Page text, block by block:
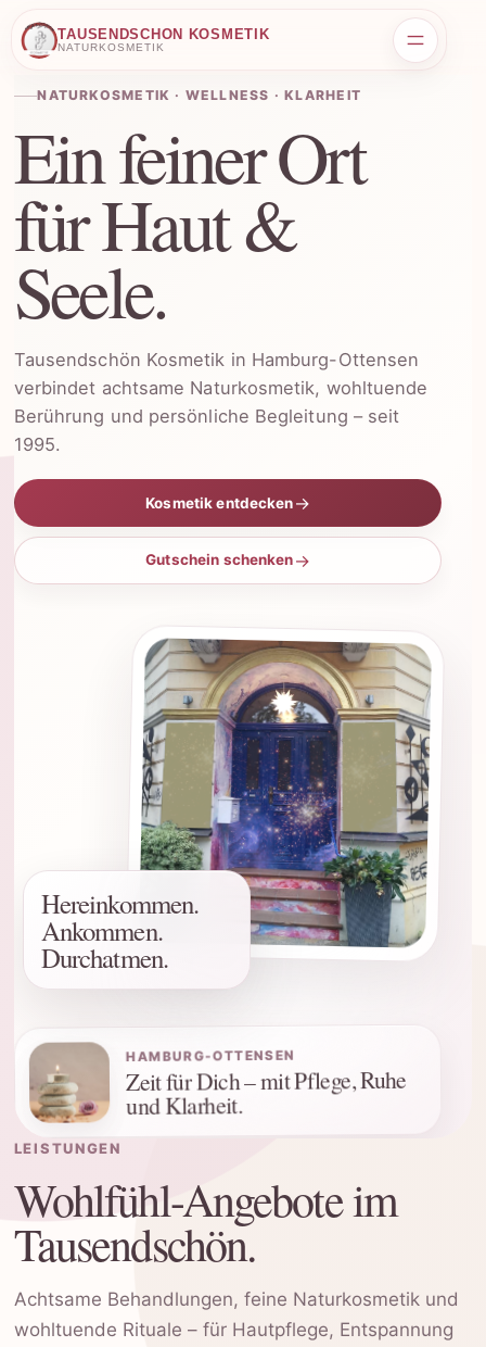
Inhalt
TAUSENDSCHÖN KOSMETIK
NATURKOSMETIK
NATURKOSMETIK · WELLNESS · KLARHEIT
Ein feiner Ort
für Haut &
Seele.
Tausendschön Kosmetik in Hamburg-Ottensen
verbindet achtsame Naturkosmetik, wohltuende
Berührung und persönliche Begleitung – seit
1995.
Kosmetik entdecken
Gutschein schenken
Hereinkommen.
Ankommen.
Durchatmen.
HAMBURG-OTTENSEN
Zeit für Dich – mit Pflege, Ruhe
und Klarheit.
LEISTUNGEN
Wohlfühl-Angebote im
Tausendschön.
Achtsame Behandlungen, feine Naturkosmetik und
wohltuende Rituale – für Hautpflege, Entspannung